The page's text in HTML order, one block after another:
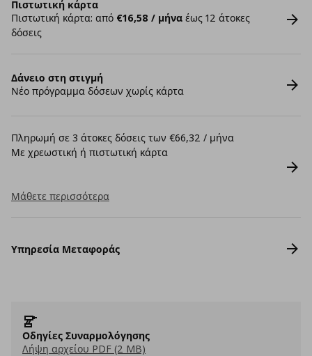
Πιστωτική κάρτα
Πιστωτική κάρτα: από €16,58 / μήνα έως 12 άτοκες
δόσεις
Δάνειο στη στιγμή
Νέο πρόγραμμα δόσεων χωρίς κάρτα
Πληρωμή σε 3 άτοκες δόσεις των €66,32 / μήνα
Με χρεωστική ή πιστωτική κάρτα
Μάθετε περισσότερα
Υπηρεσία Μεταφοράς
Οδηγίες Συναρμολόγησης
Λήψη αρχείου PDF (2 MB)